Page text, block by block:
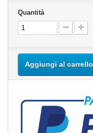
Quantità
Aggiungi al carrello